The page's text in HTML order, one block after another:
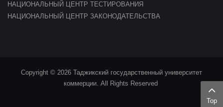
НАЦИОНАЛЬНЫЙ ЦЕНТР ТЕСТИРОВАНИЯ
НАЦИОНАЛЬНЫЙ ЦЕНТР ЗАКОНОДАТЕЛЬСТВА
Copyright © 2026 Таджикский государственный университет
коммерции. All Rights Reserved
Top